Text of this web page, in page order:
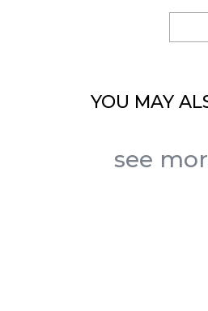
YOU MAY
see